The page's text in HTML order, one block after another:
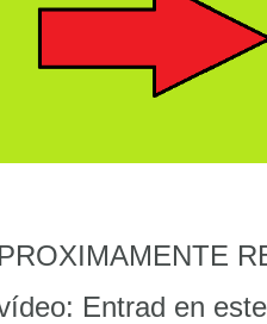
PROXIMAMENTE
Entrad en